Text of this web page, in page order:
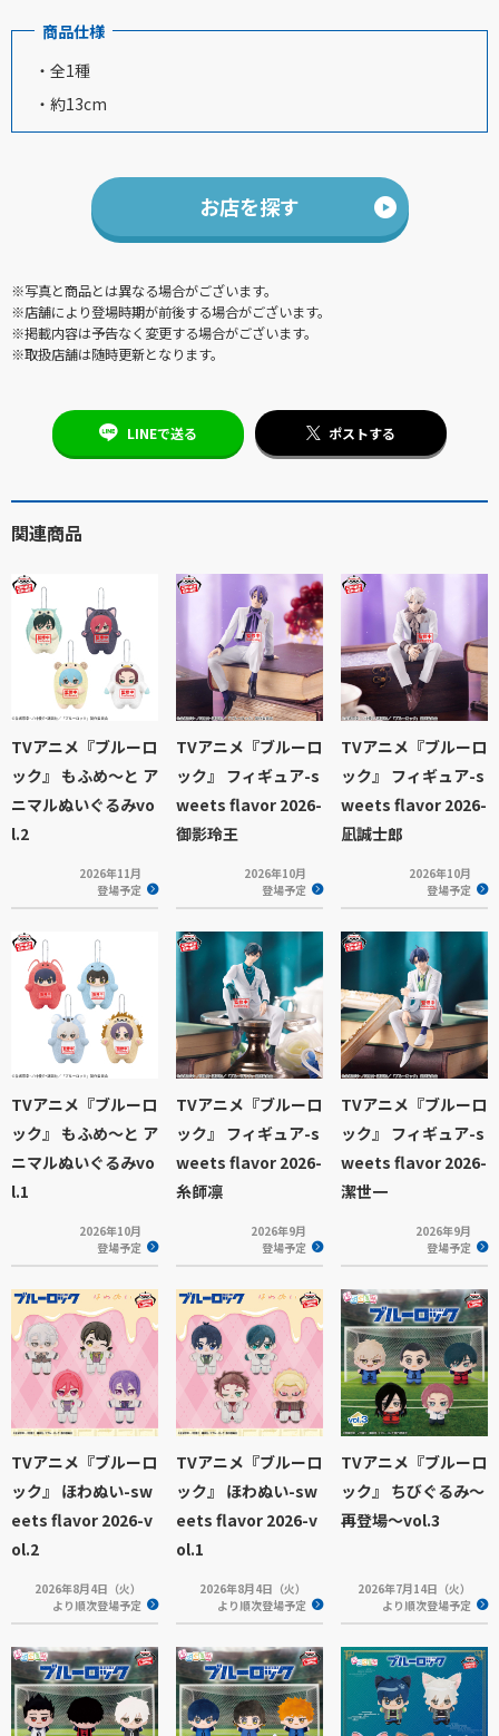
商品仕様
・全1種
・約13cm
お店を探す
※写真と商品とは異なる場合がございます。
※店舗により登場時期が前後する場合がございます。
※掲載内容は予告なく変更する場合がございます。
※取扱店舗は随時更新となります。
LINEで送る ポストする
関連商品
TVアニメ『ブルーロ
ック』 もふめ～と ア
ニマルぬいぐるみvo
l.2
2026年11月
登場予定
TVアニメ『ブルーロ
ック』 フィギュア-s
weets flavor 2026-
御影玲王
2026年10月
登場予定
TVアニメ『ブルーロ
ック』 フィギュア-s
weets flavor 2026-
凪誠士郎
2026年10月
登場予定
TVアニメ『ブルーロ
ック』 もふめ～と ア
ニマルぬいぐるみvo
l.1
2026年10月
登場予定
TVアニメ『ブルーロ
ック』 フィギュア-s
weets flavor 2026-
糸師凛
2026年9月
登場予定
TVアニメ『ブルーロ
ック』 フィギュア-s
weets flavor 2026-
潔世一
2026年9月
登場予定
TVアニメ『ブルーロ
ック』 ほわぬい-sw
eets flavor 2026-v
ol.2
2026年8月4日（火）
より順次登場予定
TVアニメ『ブルーロ
ック』 ほわぬい-sw
eets flavor 2026-v
ol.1
2026年8月4日（火）
より順次登場予定
TVアニメ『ブルーロ
ック』 ちびぐるみ～
再登場～vol.3
2026年7月14日（火）
より順次登場予定